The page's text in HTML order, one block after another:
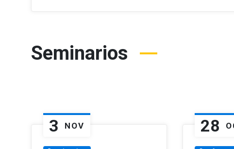
Seminarios
3 NOV 28